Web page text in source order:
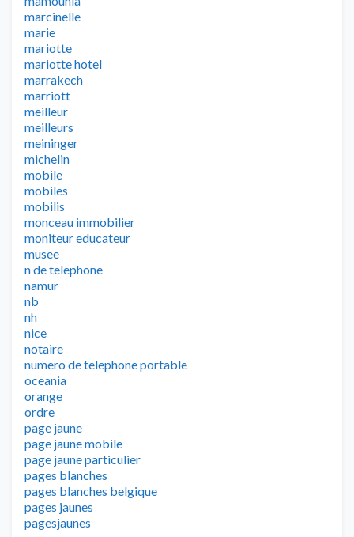
marcinelle
marie
mariotte
mariotte hotel
marrakech
marriott
meilleur
meilleurs
meininger
michelin
mobile
mobiles
mobilis
monceau immobilier
moniteur educateur
musee
n de telephone
namur
nb
nh
nice
notaire
numero de telephone portable
oceania
orange
ordre
page jaune
page jaune mobile
page jaune particulier
pages blanches
pages blanches belgique
pages jaunes
pagesjaunes